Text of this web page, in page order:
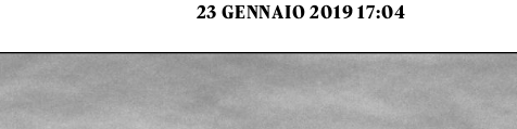
23 GENNAIO 2019 17:04